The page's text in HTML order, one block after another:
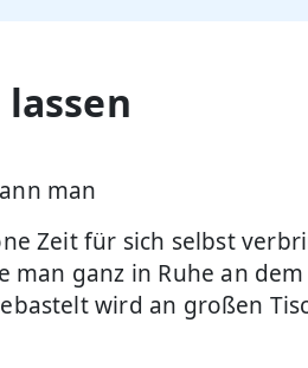
man
Zeit für sich selbst
man ganz in Ruhe an
wird an großen